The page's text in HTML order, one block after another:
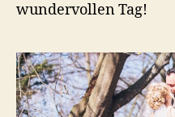
wundervollen Tag!